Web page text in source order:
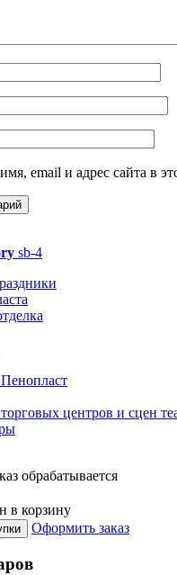
email и адрес сайта в
sb-4
центров и сцен
обрабатывается
в корзину
Оформить заказ